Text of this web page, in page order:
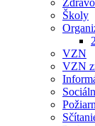
Školy
VZN
VZN